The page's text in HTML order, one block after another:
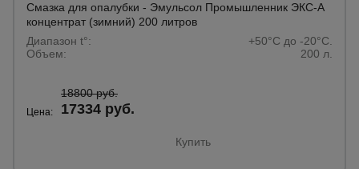
Смазка для опалубки - Эмульсол Промышленник ЭКС-А
концентрат (зимний) 200 литров
Диапазон t°:
+50°C до -20°C.
Объем:
200 л.
Цена:
18800 руб.
17334 руб.
Купить
для
склада